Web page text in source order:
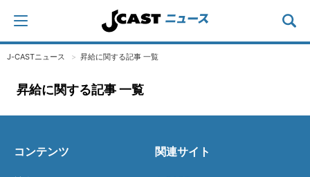
J-CASTニュース 昇給に関する記事 一覧
昇給に関する記事 一覧
コンテンツ 関連サイト